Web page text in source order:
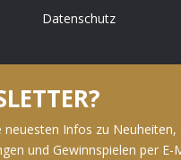
Datenschutz
neuesten Infos zu Neuheiten,
und Gewinnspielen per E-